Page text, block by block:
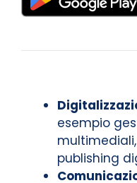
esempio
publishing